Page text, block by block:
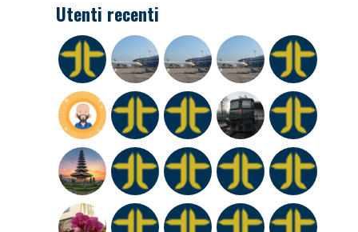
Utenti recenti